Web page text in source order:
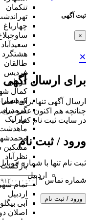
ثبت آگهی
×
×
برای ارسال آگهی
ارسال آگهی تنها برای
چنانچه هم‌ اکنون عضو
در سایت ثبت نام کنید
ورود / ثبت نام
ثبت نام تنها با شماره
شماره تماس*
ورود / ثبت نام
تنکمان
چهارباغ
سعیدآباد
هشتگرد
طالقان
فردیس
کردان
کمال
کوهسار
گرمدره
مارلیک
مشکین
نظرآباد
بازگشت
اردبیل
تمام
اردبیل
آبی بیگلو
اصلان